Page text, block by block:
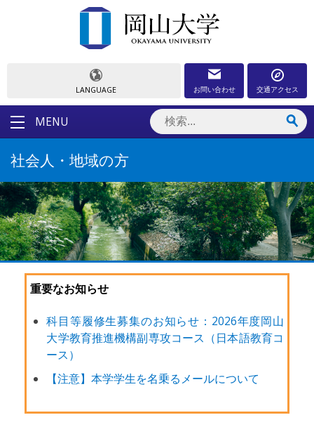
LANGUAGE お問い合わせ 交通アクセス
MENU
社会人・地域の方
重要なお知らせ
科目等履修生募集のお知らせ：2026年度岡山
大学教育推進機構副専攻コース（日本語教育コ
ース）
【注意】本学学生を名乗るメールについて